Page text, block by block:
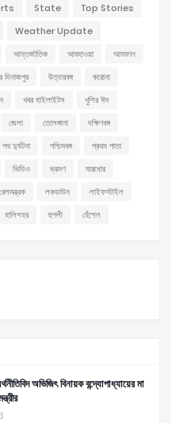
State
Top Stories
Weather Update
আন্তর্জাতিক আবহাওয়া
আমফান
উত্তরবঙ্গ
করোনা
খবর হাইলাইটস
খুশির ঈদ
জেলা তেলেঙ্গানা
দক্ষিণবঙ্গ
পথ দুর্ঘটনা পশ্চিমবঙ্গ
প্রথম পাতা
ভিডিও ভ্রমণ
মারধোর
রেলমন্ত্রক লকডাউন
লাইফস্টাইল
হালিশহর হুগলী হেঁশেল
অভিজিৎ বিনায়ক বন্দ্যোপাধ্যায়ের মা